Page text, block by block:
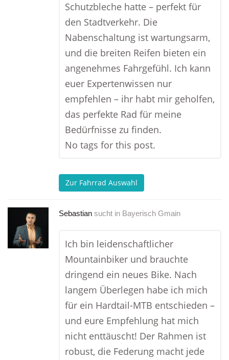
Schutzbleche hatte – perfekt für
den Stadtverkehr. Die
Nabenschaltung ist wartungsarm,
und die breiten Reifen bieten ein
angenehmes Fahrgefühl. Ich kann
euer Expertenwissen nur
empfehlen – ihr habt mir geholfen,
das perfekte Rad für meine
Bedürfnisse zu finden.
No tags for this post.
Zur Fahrrad Auswahl
Sebastian sucht in Bayerisch Gmain
Ich bin leidenschaftlicher
Mountainbiker und brauchte
dringend ein neues Bike. Nach
langem Überlegen habe ich mich
für ein Hardtail-MTB entschieden –
und eure Empfehlung hat mich
nicht enttäuscht! Der Rahmen ist
robust, die Federung macht jede